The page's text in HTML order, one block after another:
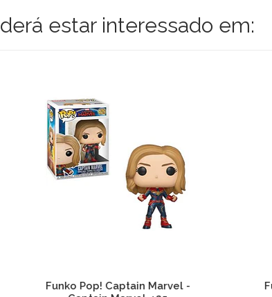
estar interessado em:
Marvel -
Funko Pop! Buzz Lightyear